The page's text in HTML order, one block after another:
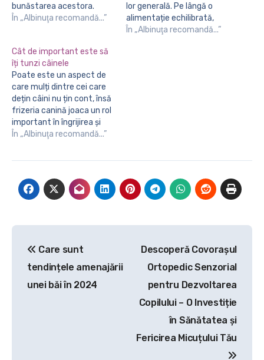
bunăstarea acestora.
Aceasta implică eliminarea
externi, cum ar fi puricii și
căpușele. Ignorarea
deparazitării poate avea
consecințe grave asupra
sănătății câinilor,
conducând la apariția unor
boli severe care pot
afecta…
În „Albinuţa recomandă...”
lor generală. Pe lângă o
alimentație echilibrată,
exercițiu fizic și vizite
În „Albinuţa recomandă...”
Cât de important este să
îți tunzi câinele
Poate este un aspect de
care mulți dintre cei care
dețin câini nu țin cont, însă
frizeria canină joaca un rol
important în îngrijirea și
sănătatea animalelor de
canină: Controlul căldurii -
blana deasă poate fi un
În „Albinuţa recomandă...”
articole
Care sunt
tendințele amenajării
unei băi în 2024
Descoperă Covorașul
Ortopedic Senzorial
pentru Dezvoltarea
Copilului – O Investiție
în Sănătatea și
Fericirea Micuțului Tău